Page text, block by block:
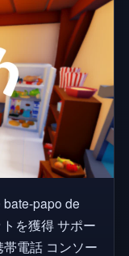
bate-papo de
得 サポー
帯電話 コンソー